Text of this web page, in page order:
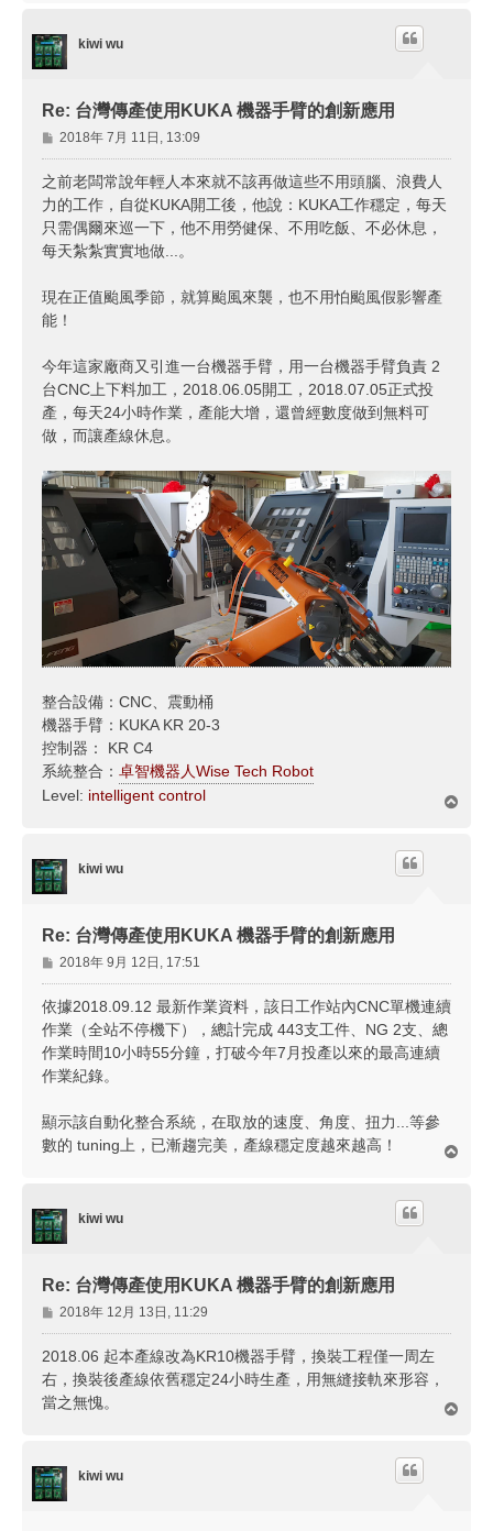
kiwi wu
Re: 台灣傳產使用KUKA 機器手臂的創新應用
文
章
2018年 7月 11日, 13:09
之前老闆常說年輕人本來就不該再做這些不用頭腦、浪費人
力的工作，自從KUKA開工後，他說：KUKA工作穩定，每天
只需偶爾來巡一下，他不用勞健保、不用吃飯、不必休息，
每天紮紮實實地做...。
現在正值颱風季節，就算颱風來襲，也不用怕颱風假影響產
能！
今年這家廠商又引進一台機器手臂，用一台機器手臂負責 2
台CNC上下料加工，2018.06.05開工，2018.07.05正式投
產，每天24小時作業，產能大增，還曾經數度做到無料可
做，而讓產線休息。
整合設備：CNC、震動桶
機器手臂：KUKA KR 20-3
控制器： KR C4
系統整合： 卓智機器人Wise Tech Robot
Level: intelligent control
kiwi wu
Re: 台灣傳產使用KUKA 機器手臂的創新應用
文
章
2018年 9月 12日, 17:51
依據2018.09.12 最新作業資料，該日工作站內CNC單機連續
作業（全站不停機下），總計完成 443支工件、NG 2支、總
作業時間10小時55分鐘，打破今年7月投產以來的最高連續
作業紀錄。
顯示該自動化整合系統，在取放的速度、角度、扭力...等參
數的 tuning上，已漸趨完美，產線穩定度越來越高！
kiwi wu
Re: 台灣傳產使用KUKA 機器手臂的創新應用
文
章
2018年 12月 13日, 11:29
2018.06 起本產線改為KR10機器手臂，換裝工程僅一周左
右，換裝後產線依舊穩定24小時生產，用無縫接軌來形容，
當之無愧。
kiwi wu